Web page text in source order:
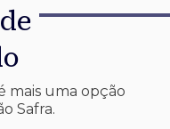
mais uma opção
Safra.